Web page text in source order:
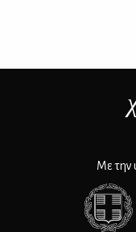
Με την